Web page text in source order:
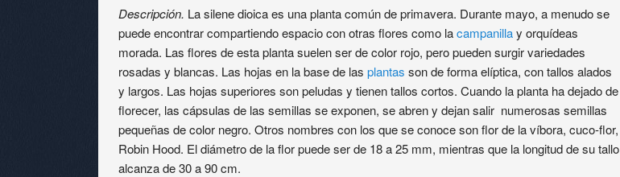
Descripción. La silene dioica es una planta común de primavera. Durante mayo, a menudo se
puede encontrar compartiendo espacio con otras flores como lacampanillay orquídeas
morada. Las flores de esta planta suelen ser de color rojo, pero pueden surgir variedades
rosadas y blancas. Las hojas en la base de las plantas son de forma elíptica, con tallos alados
y largos. Las hojas superiores son peludas y tienen tallos cortos. Cuando la planta ha dejado de
florecer, las cápsulas de las semillas se exponen, se abren y dejan salir numerosas semillas
pequeñas de color negro. Otros nombres con los que se conoce son flor de la víbora, cuco-flor,
Robin Hood. El diámetro de la flor puede ser de 18 a 25 mm, mientras que la longitud de su tallo
alcanza de 30 a 90 cm.